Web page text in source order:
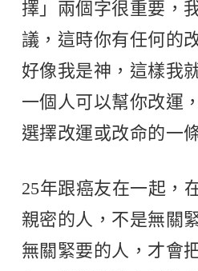
擇」兩個字很重要，
議，這時你有任何的
好像我是神，這樣我
一個人可以幫你改運
選擇改運或改命的一
25年跟癌友在一起，
親密的人，不是無關
無關緊要的人，才會